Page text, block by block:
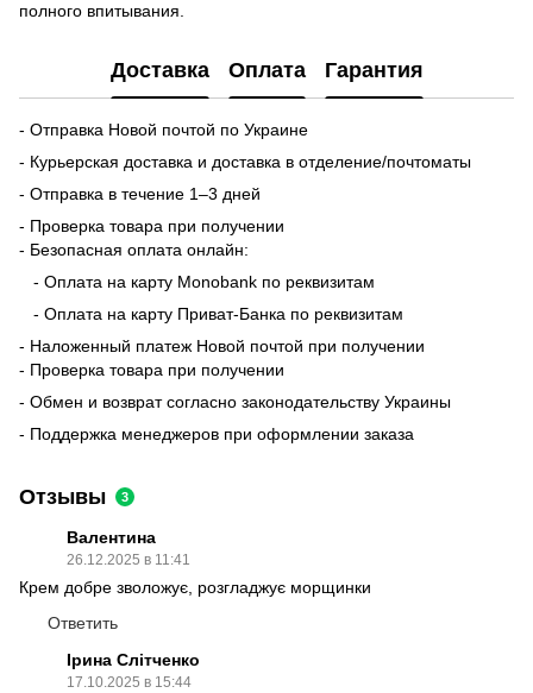
полного впитывания.
Доставка Оплата Гарантия
- Отправка Новой почтой по Украине
- Курьерская доставка и доставка в отделение/почтоматы
- Отправка в течение 1–3 дней
- Проверка товара при получении
- Безопасная оплата онлайн:
- Оплата на карту Monobank по реквизитам
- Оплата на карту Приват-Банка по реквизитам
- Наложенный платеж Новой почтой при получении
- Проверка товара при получении
- Обмен и возврат согласно законодательству Украины
- Поддержка менеджеров при оформлении заказа
Отзывы 3
Валентина
26.12.2025 в 11:41
Крем добре зволожує, розгладжує морщинки
Ответить
Ірина Слітченко
17.10.2025 в 15:44